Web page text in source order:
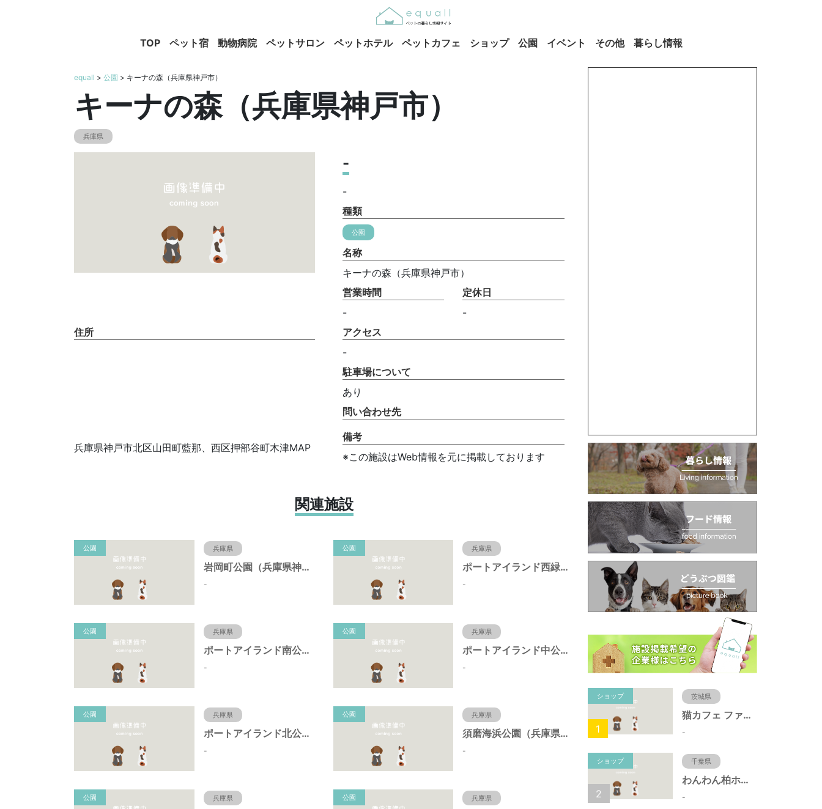
TOP ペット宿 動物病院 ペットサロン ペットホテル ペットカフェ ショップ 公園 イベント その他 暮らし情報
equall > 公園 > キーナの森（兵庫県神戸市）
キーナの森（兵庫県神戸市）
兵庫県
-
-
種類
公園
名称
キーナの森（兵庫県神戸市）
営業時間
-
定休日
-
住所
兵庫県神戸市北区山田町藍那、西区押部谷町木津MAP
アクセス
-
駐車場について
あり
問い合わせ先
備考
※この施設はWeb情報を元に掲載しております
関連施設
公園 兵庫県
岩岡町公園（兵庫県神戸市）
-
公園 兵庫県
ポートアイランド西緑地（兵庫県神戸市）
-
公園 兵庫県
ポートアイランド南公園（兵庫県神戸市）
-
公園 兵庫県
ポートアイランド中公園（兵庫県神戸市）
-
公園 兵庫県
ポートアイランド北公園（兵庫県神戸市）
-
公園 兵庫県
須磨海浜公園（兵庫県神戸市）
-
公園 兵庫県 公園 兵庫県
ショップ 茨城県
猫カフェ ファミリーズ
-
1
ショップ 千葉県
わんわん柏ホームビレッジ（老犬ホーム・老犬ホテル）
-
2